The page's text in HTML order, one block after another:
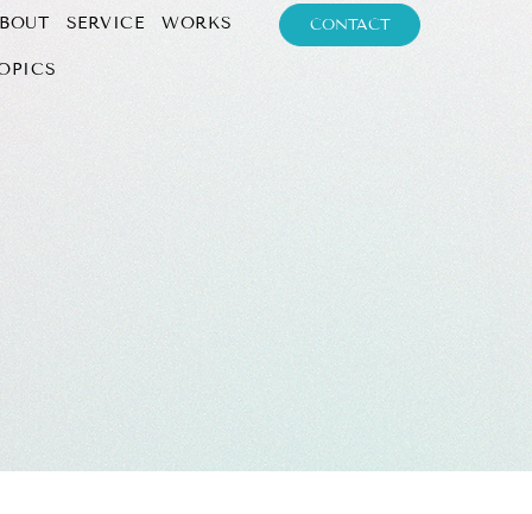
SERVICE WORKS CONTACT